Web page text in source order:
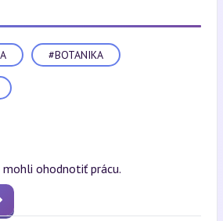
#BOTANIKA
ohodnotiť prácu.